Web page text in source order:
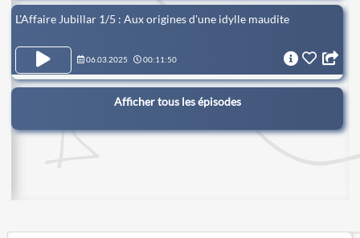
L'Affaire Jubillar 1/5 : Aux origines d'une idylle maudite
06.03.2025 00:11:50
Afficher tous les épisodes